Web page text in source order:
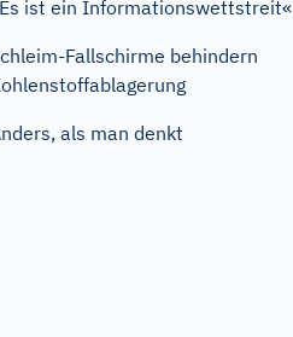
ist ein Informationswettstreit«
Fallschirme behindern
als man denkt